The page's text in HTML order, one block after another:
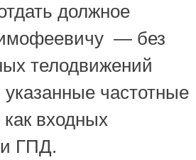
должное
— без
телодвижений
указанные частотные
входных
и ГПД.